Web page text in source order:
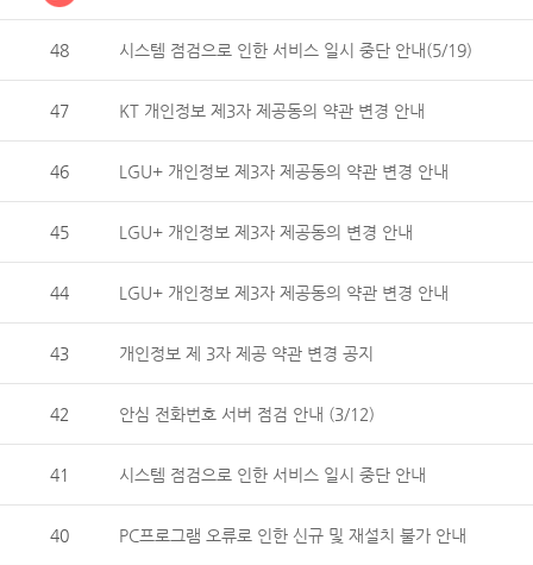
48 시스템 점검으로 인한 서비스 일시 중단 안내(5/19)
47 KT 개인정보 제3자 제공동의 약관 변경 안내
46 LGU+ 개인정보 제3자 제공동의 약관 변경 안내
45 LGU+ 개인정보 제3자 제공동의 변경 안내
44 LGU+ 개인정보 제3자 제공동의 약관 변경 안내
43 개인정보 제 3자 제공 약관 변경 공지
42 안심 전화번호 서버 점검 안내 (3/12)
41 시스템 점검으로 인한 서비스 일시 중단 안내
40 PC프로그램 오류로 인한 신규 및 재설치 불가 안내